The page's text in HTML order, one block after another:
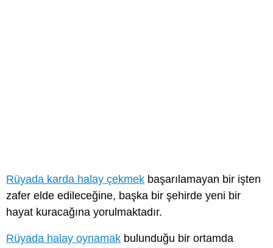
Rüyada karda halay çekmek başarılamayan bir işten
zafer elde edileceğine, başka bir şehirde yeni bir
hayat kuracağına yorulmaktadır.
Rüyada halay oynamak bulunduğu bir ortamda